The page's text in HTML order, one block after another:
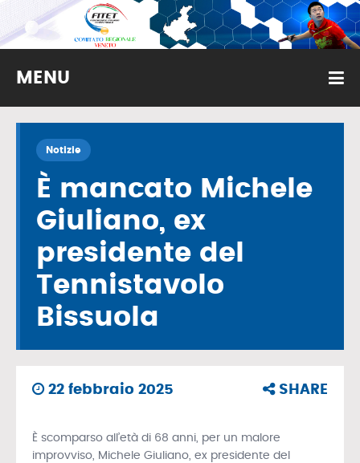
MENU
Notizie
È mancato Michele
Giuliano, ex
presidente del
Tennistavolo
Bissuola
22 febbraio 2025 SHARE
È scomparso all’età di 68 anni, per un malore
improvviso, Michele Giuliano, ex presidente del